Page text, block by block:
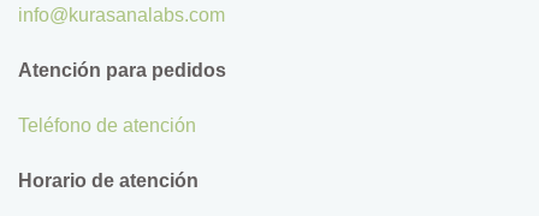
info@kurasanalabs.com
Atención para pedidos
Teléfono de atención
Horario de atención